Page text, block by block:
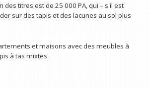
des titres est de 25 000 PA, qui – s'il est
sur des tapis et des lacunes au sol plus
et maisons avec des meubles à
à tas mixtes